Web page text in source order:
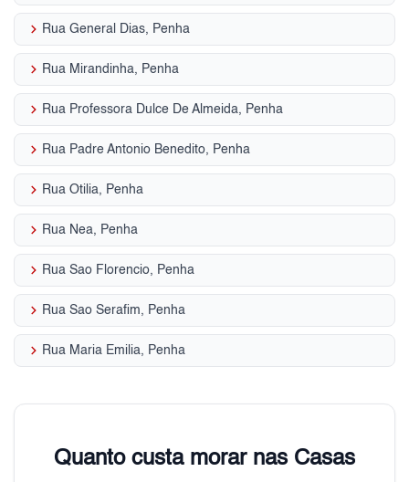
keyboard_arrow_right Rua General Dias, Penha
keyboard_arrow_right Rua Mirandinha, Penha
keyboard_arrow_right Rua Professora Dulce De Almeida, Penha
keyboard_arrow_right Rua Padre Antonio Benedito, Penha
keyboard_arrow_right Rua Otilia, Penha
keyboard_arrow_right Rua Nea, Penha
keyboard_arrow_right Rua Sao Florencio, Penha
keyboard_arrow_right Rua Sao Serafim, Penha
keyboard_arrow_right Rua Maria Emilia, Penha
Quanto custa morar nas Casas